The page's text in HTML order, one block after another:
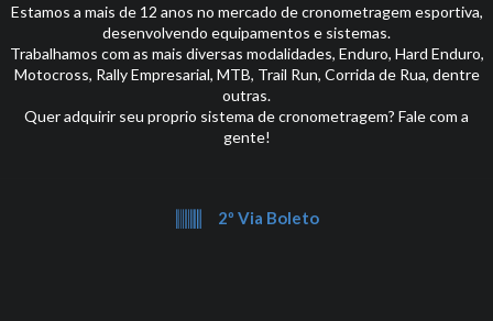
Estamos a mais de 12 anos no mercado de cronometragem esportiva,
desenvolvendo equipamentos e sistemas.
Trabalhamos com as mais diversas modalidades, Enduro, Hard Enduro,
Motocross, Rally Empresarial, MTB, Trail Run, Corrida de Rua, dentre
outras.
Quer adquirir seu proprio sistema de cronometragem? Fale com a
gente!
2º Via Boleto